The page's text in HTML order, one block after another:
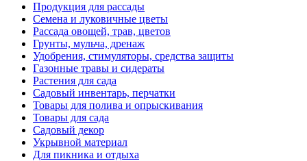
Продукция для рассады
Семена и луковичные цветы
Рассада овощей, трав, цветов
Грунты, мульча, дренаж
Удобрения, стимуляторы, средства защиты
Газонные травы и сидераты
Растения для сада
Садовый инвентарь, перчатки
Товары для полива и опрыскивания
Товары для сада
Садовый декор
Укрывной материал
Для пикника и отдыха